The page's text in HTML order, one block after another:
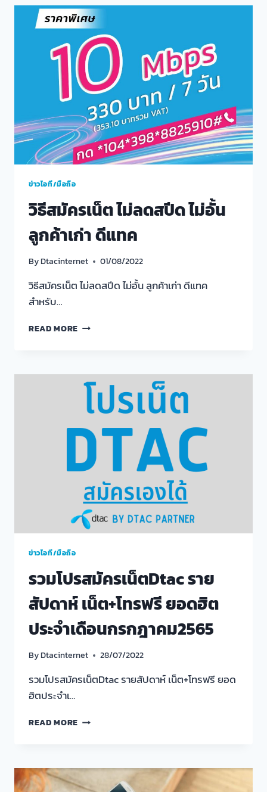
หยุด
ภัย
ร้าย
แก๊ง
คอล
เซ็นเตอร์
ข่าวไอที/มือถือ
วิธีสมัครเน็ต ไม่ลดสปีด ไม่อั้น
ลูกค้าเก่า ดีแทค
ByDtacinternet 01/08/2022
วิธีสมัครเน็ต ไม่ลดสปีด ไม่อั้น ลูกค้าเก่า ดีแทค
สำหรับ…
READ MORE วิธี
ลด
สปีด
อั้น
ลูกค้า
เก่า
แทค
ข่าวไอที/มือถือ
รวมโปรสมัครเน็ตDtac ราย
สัปดาห์ เน็ต+โทรฟรี ยอดฮิต
ประจำเดือนกรกฎาคม2565
ByDtacinternet 28/07/2022
รวมโปรสมัครเน็ตDtac รายสัปดาห์ เน็ต+โทรฟรี ยอด
ฮิตประจำเ…
READ MORE รวม
ราย
สัปดาห์